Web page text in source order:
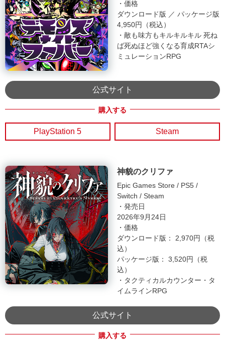
・価格
ダウンロード版 ／ パッケージ版
4,950円（税込）
・敵も味方もキルキルキル 死ね
ば死ぬほど強くなる育成RTAシ
ミュレーションRPG
公式サイト
PlayStation 5 Steam
神貌のクリファ
Epic Games Store
PS5
Switch
Steam
・発売日
2026年9月24日
・価格
ダウンロード版： 2,970円（税
込）
パッケージ版： 3,520円（税
込）
・タクティカルカウンター・タ
イムラインRPG
公式サイト